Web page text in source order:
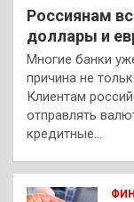
Россиянам
доллары и
Многие банки
причина не
Клиентам
отправлять
кредитные…